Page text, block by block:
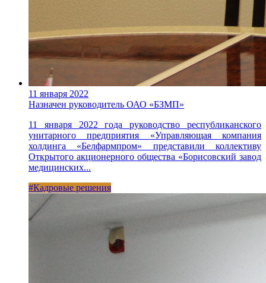
11 января 2022
Назначен руководитель ОАО «БЗМП»
11 января 2022 года руководство республиканского
унитарного предприятия «Управляющая компания
холдинга «Белфармпром» представили коллективу
Открытого акционерного общества «Борисовский завод
медицинских...
#Кадровые решения